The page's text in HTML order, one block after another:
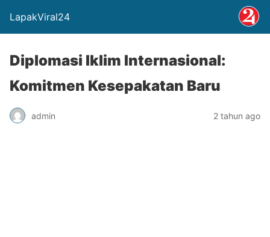
LapakViral24
Diplomasi Iklim Internasional:
Komitmen Kesepakatan Baru
admin 2 tahun ago